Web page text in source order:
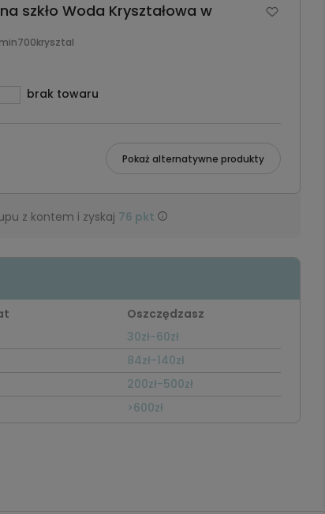
szkło Woda Kryształowa w
brak towaru
Pokaż alternatywne produkty
z kontem i zyskaj 76 pkt
Oszczędzasz
30zł-60zł
84zł-140zł
200zł-500zł
>600zł